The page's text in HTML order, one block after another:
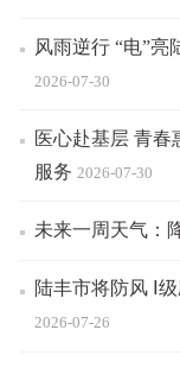
风雨逆行 “电”
2026-07-30
医心赴基层 青春
服务 2026-07-30
未来一周天气：
陆丰市将防风 Ⅰ
2026-07-26